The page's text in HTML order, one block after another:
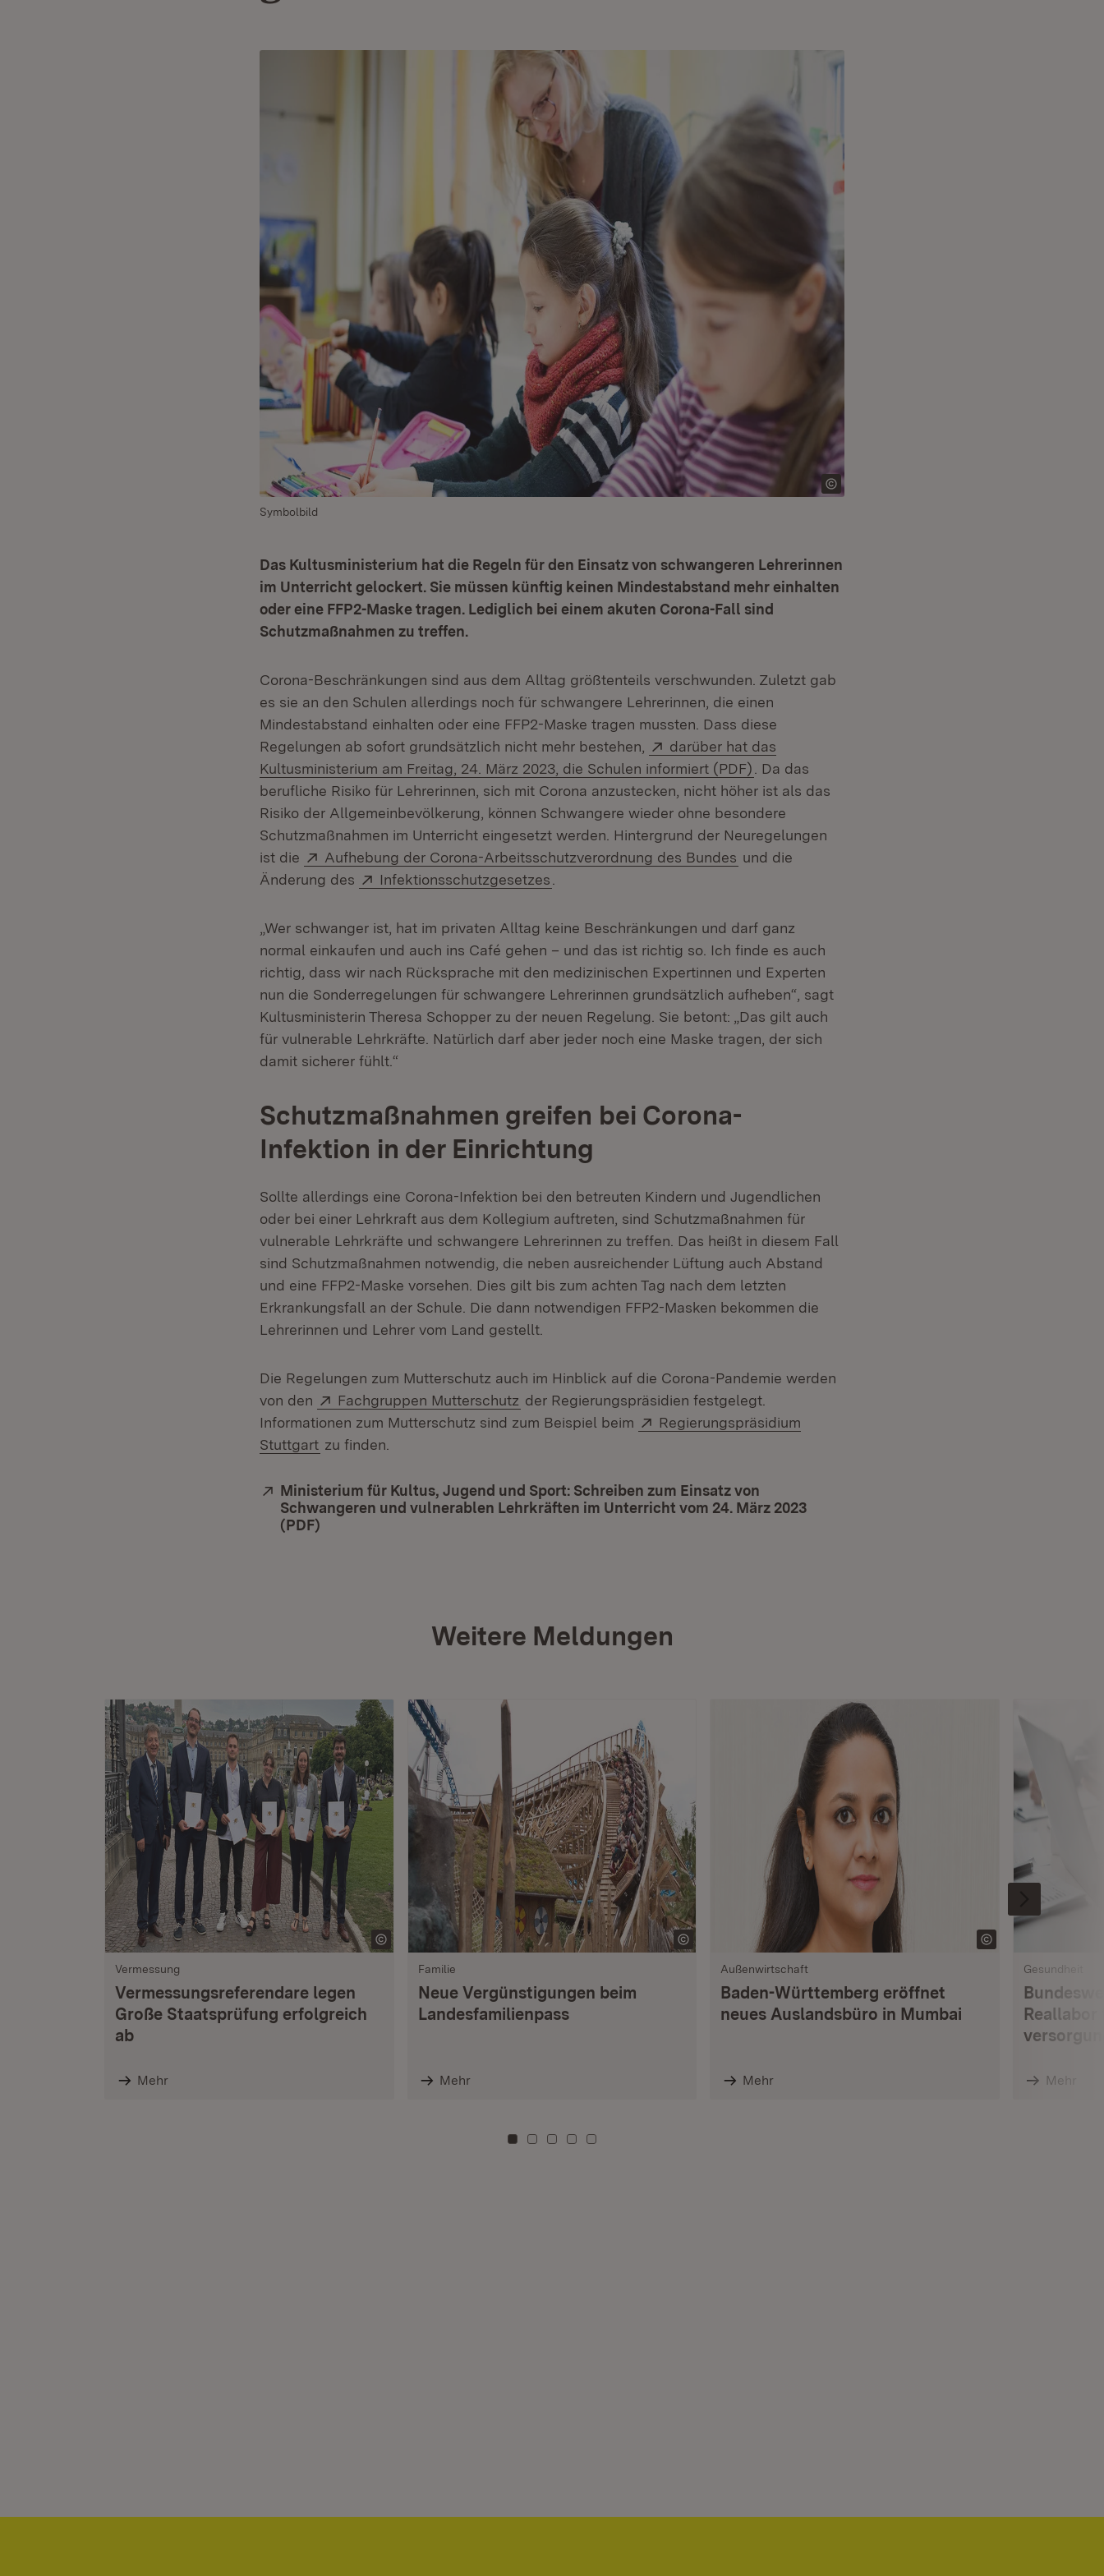
Symbolbild
Das Kultusministerium hat die Regeln für den Einsatz von schwangeren Lehrerinnen
im Unterricht gelockert. Sie müssen künftig keinen Mindestabstand mehr einhalten
oder eine FFP2-Maske tragen. Lediglich bei einem akuten Corona-Fall sind
Schutzmaßnahmen zu treffen.
Corona-Beschränkungen sind aus dem Alltag größtenteils verschwunden. Zuletzt gab
es sie an den Schulen allerdings noch für schwangere Lehrerinnen, die einen
Mindestabstand einhalten oder eine FFP2-Maske tragen mussten. Dass diese
Regelungen ab sofort grundsätzlich nicht mehr bestehen,
Extern:
darüber hat das
Kultusministerium am Freitag, 24. März 2023, die Schulen informiert (PDF) (Öffnet in neuem Fenster)
. Da das
berufliche Risiko für Lehrerinnen, sich mit Corona anzustecken, nicht höher ist als das
Risiko der Allgemeinbevölkerung, können Schwangere wieder ohne besondere
Schutzmaßnahmen im Unterricht eingesetzt werden. Hintergrund der Neuregelungen
ist die
Extern:
Aufhebung der Corona-Arbeitsschutzverordnung des Bundes (Öffnet in neuem Fenster)
und die
Änderung des
Extern:
Infektionsschutzgesetzes
„Wer schwanger ist, hat im privaten Alltag keine Beschränkungen und darf ganz
normal einkaufen und auch ins Café gehen – und das ist richtig so. Ich finde es auch
richtig, dass wir nach Rücksprache mit den medizinischen Expertinnen und Experten
nun die Sonderregelungen für schwangere Lehrerinnen grundsätzlich aufheben“, sagt
Kultusministerin Theresa Schopper zu der neuen Regelung. Sie betont: „Das gilt auch
für vulnerable Lehrkräfte. Natürlich darf aber jeder noch eine Maske tragen, der sich
damit sicherer fühlt.“
Schutzmaßnahmen greifen bei Corona-
Infektion in der Einrichtung
Sollte allerdings eine Corona-Infektion bei den betreuten Kindern und Jugendlichen
oder bei einer Lehrkraft aus dem Kollegium auftreten, sind Schutzmaßnahmen für
vulnerable Lehrkräfte und schwangere Lehrerinnen zu treffen. Das heißt in diesem Fall
sind Schutzmaßnahmen notwendig, die neben ausreichender Lüftung auch Abstand
und eine FFP2-Maske vorsehen. Dies gilt bis zum achten Tag nach dem letzten
Erkrankungsfall an der Schule. Die dann notwendigen FFP2-Masken bekommen die
Lehrerinnen und Lehrer vom Land gestellt.
Die Regelungen zum Mutterschutz auch im Hinblick auf die Corona-Pandemie werden
von den
Extern:
Fachgruppen Mutterschutz (Öffnet in neuem Fenster)
der Regierungspräsidien festgelegt.
Informationen zum Mutterschutz sind zum Beispiel beim
Extern:
Regierungspräsidium
Stuttgart (Öffnet in neuem Fenster)
zu finden.
Extern:
Ministerium für Kultus, Jugend und Sport: Schreiben zum Einsatz von
Schwangeren und vulnerablen Lehrkräften im Unterricht vom 24. März 2023
(PDF)
Weitere Meldungen
Vermessung
Vermessungsreferendare legen
Große Staatsprüfung erfolgreich
ab
Mehr
Familie
Neue Vergünstigungen beim
Landesfamilienpass
Mehr
Außenwirtschaft
Baden-Württemberg eröffnet
neues Auslandsbüro in Mumbai
Mehr
Gesundheit
Mehr
Zu Kachel: 0
Zu Kachel: 3
Zu Kachel: 6
Zu Kachel: 9
Zu Kachel: 12